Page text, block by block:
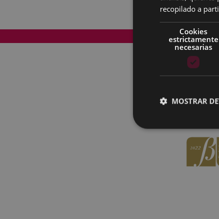
Mapa del Sitio
recopilado a
Cookies
estrictamente
necesarias
MOSTRAR